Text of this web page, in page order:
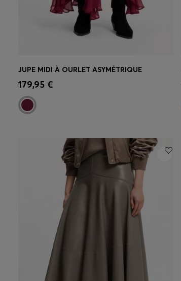
Achat rapide
taille)
JUPE MIDI À OURLET ASYMÉTRIQUE
179,95 €